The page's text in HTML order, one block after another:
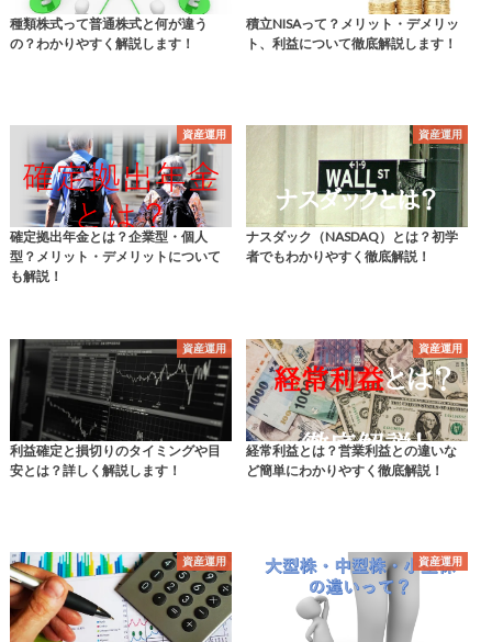
種類株式って普通株式と何が違う
の？わかりやすく解説します！
積立NISAって？メリット・デメリッ
ト、利益について徹底解説します！
資産運用
確定拠出年金とは？企業型・個人
型？メリット・デメリットについて
も解説！
資産運用
ナスダック（NASDAQ）とは？初学
者でもわかりやすく徹底解説！
資産運用
利益確定と損切りのタイミングや目
安とは？詳しく解説します！
資産運用
経常利益とは？営業利益との違いな
ど簡単にわかりやすく徹底解説！
資産運用 資産運用